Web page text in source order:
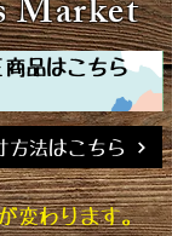
Market
品はこちら
方法はこちら
変わります。